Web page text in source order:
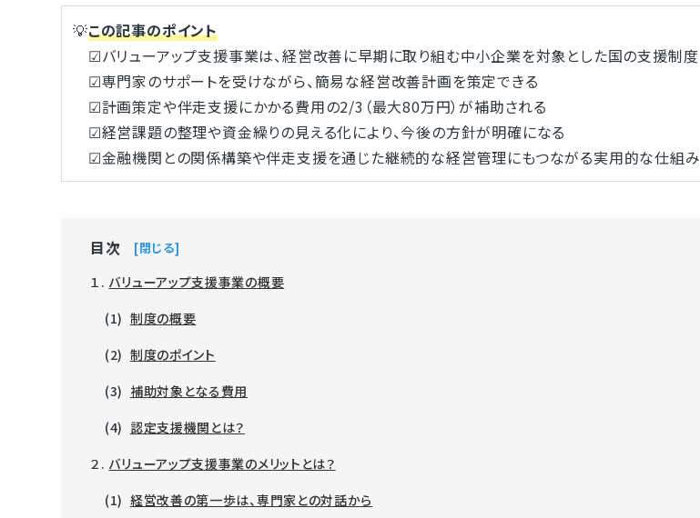
💡この記事のポイント
☑バリューアップ支援事業は、経営改善に早期に取り組む中小企業を対象とした国の支援制度
☑専門家のサポートを受けながら、簡易な経営改善計画を策定できる
☑計画策定や伴走支援にかかる費用の2/3（最大80万円）が補助される
☑経営課題の整理や資金繰りの見える化により、今後の方針が明確になる
☑金融機関との関係構築や伴走支援を通じた継続的な経営管理にもつながる実用的な仕組み
目次 閉じる
１. バリューアップ支援事業の概要
(1) 制度の概要
(2) 制度のポイント
(3) 補助対象となる費用
(4) 認定支援機関とは？
２. バリューアップ支援事業のメリットとは？
(1) 経営改善の第一歩は、専門家との対話から